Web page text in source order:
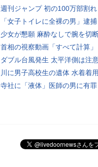
週刊ジャンプ 初の100万部割れ
「女子トイレに全裸の男」逮捕
少女が懇願 麻酔なしで腕を切
首相の視察動画「すべて計算」
ダブル台風発生 太平洋側は注
川に男子高校生の遺体 水着着用
寺社に「液体」医師の男に有罪